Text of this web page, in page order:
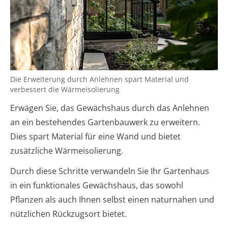
Die Erweiterung durch Anlehnen spart Material und
verbessert die Wärmeisolierung
Erwägen Sie, das Gewächshaus durch das Anlehnen
an ein bestehendes Gartenbauwerk zu erweitern.
Dies spart Material für eine Wand und bietet
zusätzliche Wärmeisolierung.
Durch diese Schritte verwandeln Sie Ihr Gartenhaus
in ein funktionales Gewächshaus, das sowohl
Pflanzen als auch Ihnen selbst einen naturnahen und
nützlichen Rückzugsort bietet.